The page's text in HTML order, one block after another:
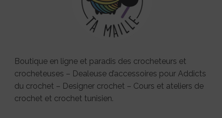
Boutique en ligne et paradis des crocheteurs et
crocheteuses – Dealeuse d’accessoires pour Addicts
du crochet – Designer crochet – Cours et ateliers de
crochet et crochet tunisien.